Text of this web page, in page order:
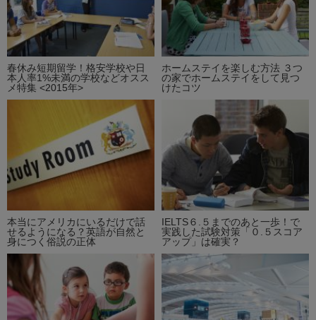
春休み短期留学！格安学校や日
本人率1%未満の学校などオスス
メ特集 <2015年>
ホームステイを楽しむ方法 ３つ
の家でホームステイをして見つ
けたコツ
本当にアメリカにいるだけで話
せるようになる？英語が自然と
身につく俗説の正体
IELTS６.５までのあと一歩！で
実践した試験対策「０.５スコア
アップ」は確実？